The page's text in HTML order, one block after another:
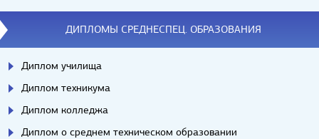
ДИПЛОМЫ СРЕДНЕСПЕЦ. ОБРАЗОВАНИЯ
Диплом училища
Диплом техникума
Диплом колледжа
Диплом о среднем техническом образовании